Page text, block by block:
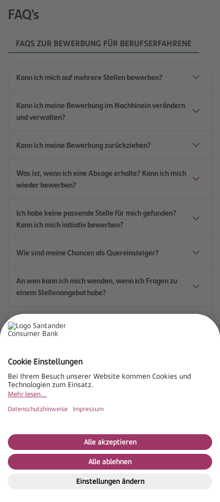
FAQ's
FAQS ZUR BEWERBUNG FÜR BERUFSERFAHRENE
Kann ich mich auf mehrere Stellen bewerben?
Kann ich meine Bewerbung im Nachhinein verändern
und verwalten?
Kann ich meine Bewerbung zurückziehen?
Was ist, wenn ich eine Absage erhalte? Kann ich mich
wieder bewerben?
Ich habe keine passende Stelle für mich gefunden?
Kann ich mich initiativ bewerben?
Wie sind meine Chancen als Quereinsteiger?
An wen kann ich mich wenden, wenn ich Fragen zu
einem Stellenangebot habe?
Was passiert mit meinen eingegebenen Daten?